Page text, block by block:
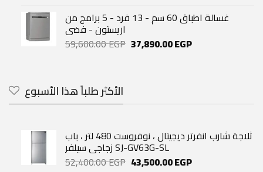
غسالة اطباق 60 سم - 13 فرد - 5 برامج من
اريستون - فضى
59,600.00EGP Original
37,890.00EGPCurrent
الأكثر طلباً هذا الأسبوع
ثلاجة شارب انفرتر ديجيتال ، نوفروست 480 لتر ، باب
زجاجي سيلفر SJ-GV63G-SL
52,400.00EGP Original
43,500.00EGPCurrent